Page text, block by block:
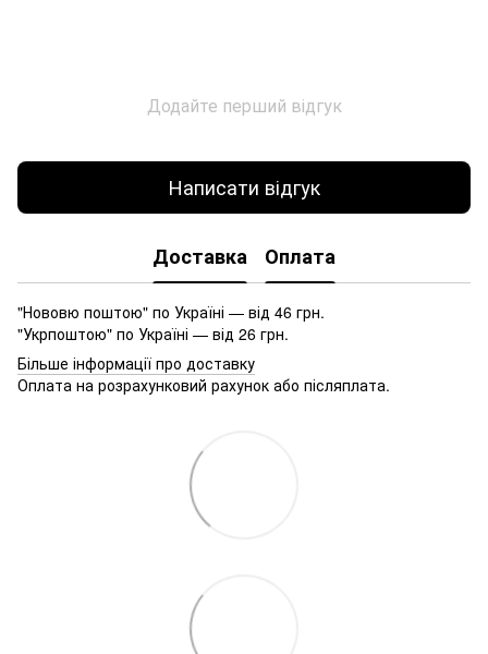
Додайте перший відгук
Написати відгук
Доставка Оплата
"Нововю поштою" по Україні — від 46 грн.
"Укрпоштою" по Україні — від 26 грн.
Більше інформації про доставку
Оплата на розрахунковий рахунок або післяплата.